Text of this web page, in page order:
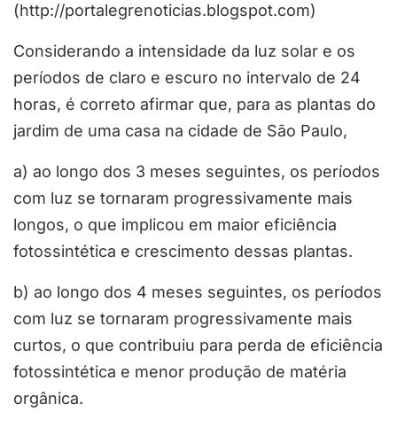
(http://portalegrenoticias.blogspot.com)
Considerando a intensidade da luz solar e os
períodos de claro e escuro no intervalo de 24
horas, é correto afirmar que, para as plantas do
jardim de uma casa na cidade de São Paulo,
a) ao longo dos 3 meses seguintes, os períodos
com luz se tornaram progressivamente mais
longos, o que implicou em maior eficiência
fotossintética e crescimento dessas plantas.
b) ao longo dos 4 meses seguintes, os períodos
com luz se tornaram progressivamente mais
curtos, o que contribuiu para perda de eficiência
fotossintética e menor produção de matéria
orgânica.